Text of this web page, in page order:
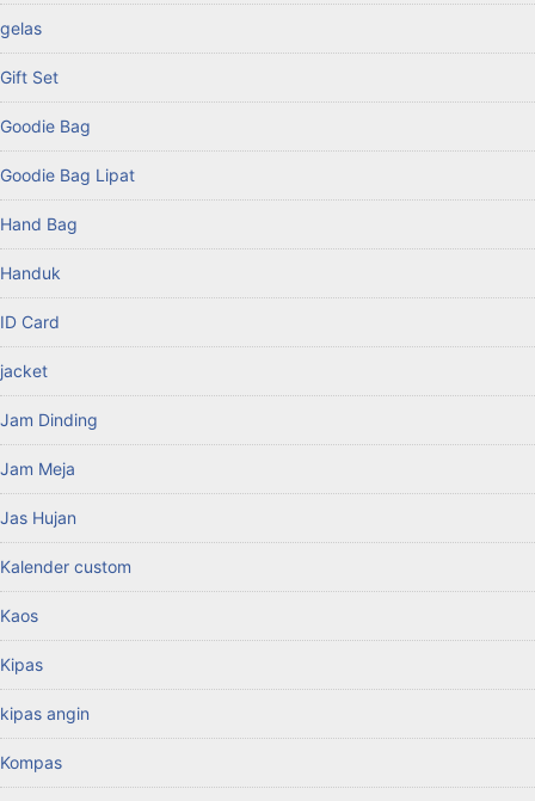
gelas
Gift Set
Goodie Bag
Goodie Bag Lipat
Hand Bag
Handuk
ID Card
jacket
Jam Dinding
Jam Meja
Jas Hujan
Kalender custom
Kaos
Kipas
kipas angin
Kompas